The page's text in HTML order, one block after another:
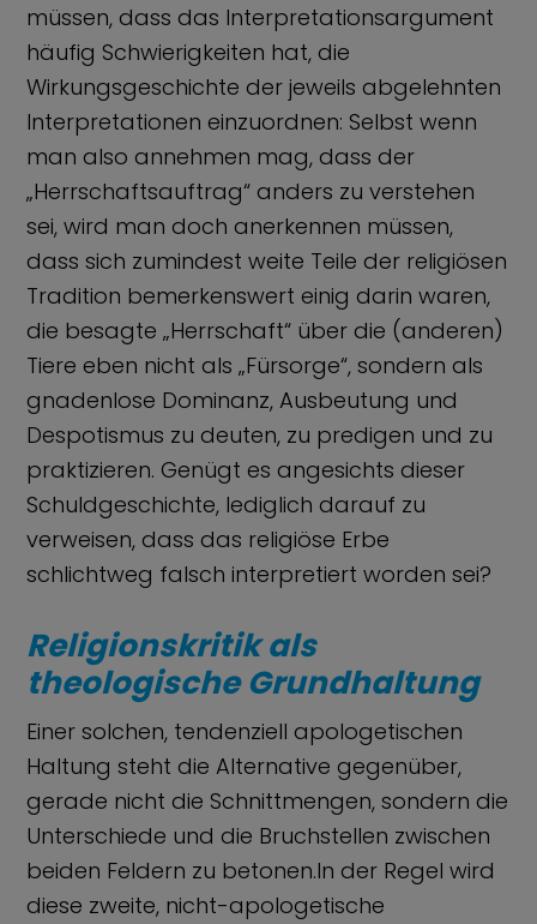
müssen, dass das Interpretationsargument
häufig Schwierigkeiten hat, die
Wirkungsgeschichte der jeweils abgelehnten
Interpretationen einzuordnen: Selbst wenn
man also annehmen mag, dass der
„Herrschaftsauftrag“ anders zu verstehen
sei, wird man doch anerkennen müssen,
dass sich zumindest weite Teile der religiösen
Tradition bemerkenswert einig darin waren,
die besagte „Herrschaft“ über die (anderen)
Tiere eben nicht als „Fürsorge“, sondern als
gnadenlose Dominanz, Ausbeutung und
Despotismus zu deuten, zu predigen und zu
praktizieren. Genügt es angesichts dieser
Schuldgeschichte, lediglich darauf zu
verweisen, dass das religiöse Erbe
schlichtweg falsch interpretiert worden sei?
Religionskritik als
theologische Grundhaltung
Einer solchen, tendenziell apologetischen
Haltung steht die Alternative gegenüber,
gerade nicht die Schnittmengen, sondern die
Unterschiede und die Bruchstellen zwischen
beiden Feldern zu betonen.In der Regel wird
diese zweite, nicht-apologetische